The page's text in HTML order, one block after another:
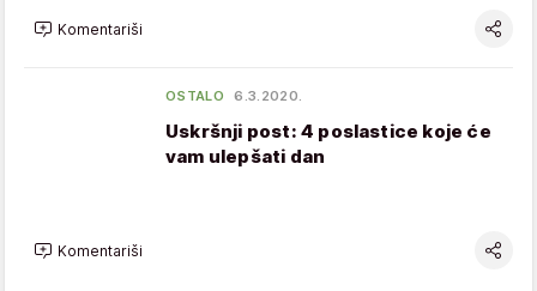
Komentariši
OSTALO 6.3.2020.
Uskršnji post: 4 poslastice koje će
vam ulepšati dan
Komentariši